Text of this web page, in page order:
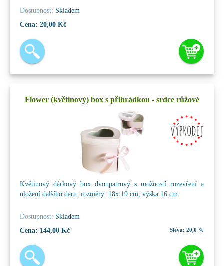
Dostupnost: Skladem
Cena: 20,00 Kč
Flower (květinový) box s přihrádkou - srdce růžové
Květinový dárkový box dvoupatrový s možností rozevření a
uložení dalšího daru. rozměry: 18x 19 cm, výška 16 cm
Dostupnost: Skladem
Cena: 144,00 Kč Sleva: 20,0 %